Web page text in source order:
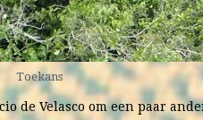
Toekans
de Velasco om een paar